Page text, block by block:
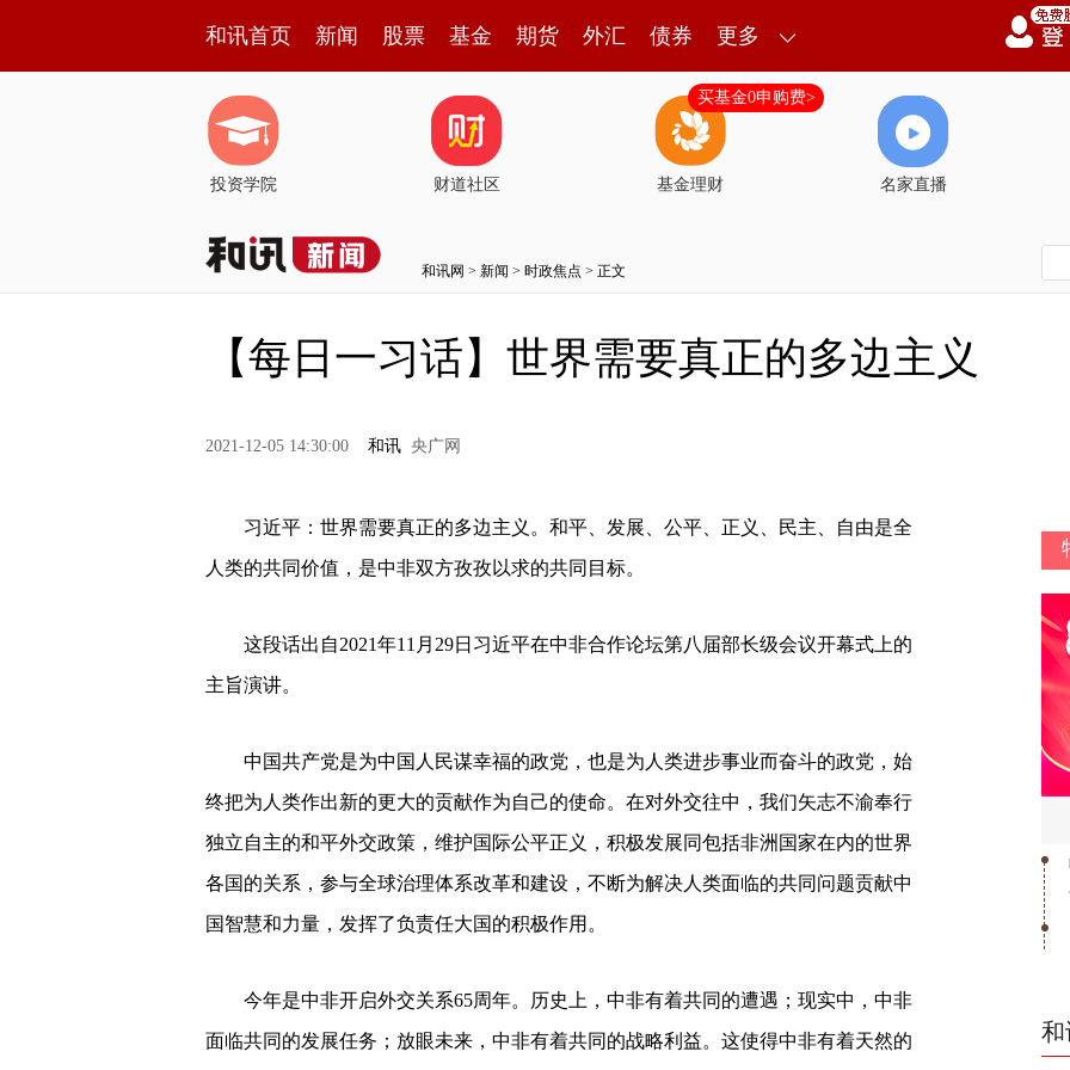
和讯首页 新闻 股票 基金 期货 外汇 债券 更多
投资学院 财道社区 基金理财
买基金0申购费>
名家直播
和讯网 > 新闻 > 时政焦点 > 正文
【每日一习话】世界需要真正的多边主义
2021-12-05 14:30:00 和讯 央广网
习近平：世界需要真正的多边主义。和平、发展、公平、正义、民主、自由是全
人类的共同价值，是中非双方孜孜以求的共同目标。
这段话出自2021年11月29日习近平在中非合作论坛第八届部长级会议开幕式上的
主旨演讲。
中国共产党是为中国人民谋幸福的政党，也是为人类进步事业而奋斗的政党，始
终把为人类作出新的更大的贡献作为自己的使命。在对外交往中，我们矢志不渝奉行
独立自主的和平外交政策，维护国际公平正义，积极发展同包括非洲国家在内的世界
各国的关系，参与全球治理体系改革和建设，不断为解决人类面临的共同问题贡献中
国智慧和力量，发挥了负责任大国的积极作用。
今年是中非开启外交关系65周年。历史上，中非有着共同的遭遇；现实中，中非
面临共同的发展任务；放眼未来，中非有着共同的战略利益。这使得中非有着天然的
和